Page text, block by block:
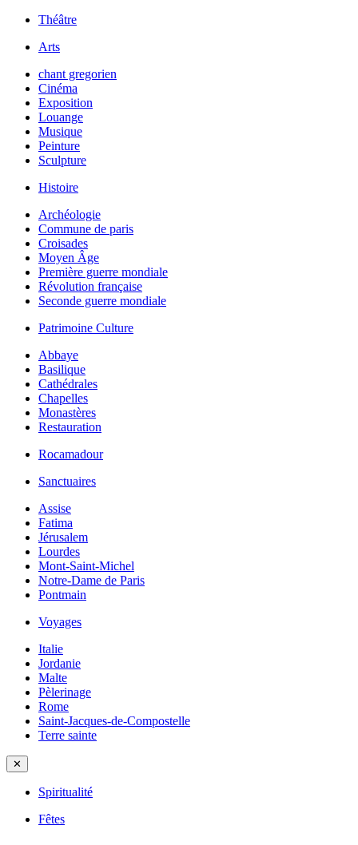
Théâtre
Arts
chant gregorien
Cinéma
Exposition
Louange
Musique
Peinture
Sculpture
Histoire
Archéologie
Commune de paris
Croisades
Moyen Âge
Première guerre mondiale
Révolution française
Seconde guerre mondiale
Patrimoine Culture
Abbaye
Basilique
Cathédrales
Chapelles
Monastères
Restauration
Rocamadour
Sanctuaires
Assise
Fatima
Jérusalem
Lourdes
Mont-Saint-Michel
Notre-Dame de Paris
Pontmain
Voyages
Italie
Jordanie
Malte
Pèlerinage
Rome
Saint-Jacques-de-Compostelle
Terre sainte
✕
Spiritualité
Fêtes